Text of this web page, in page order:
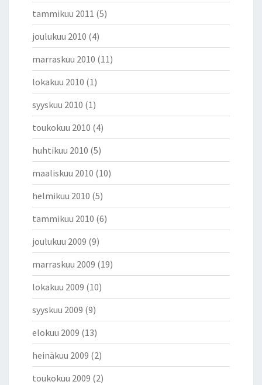
tammikuu 2011 (5)
joulukuu 2010 (4)
marraskuu 2010 (11)
lokakuu 2010 (1)
syyskuu 2010 (1)
toukokuu 2010 (4)
huhtikuu 2010 (5)
maaliskuu 2010 (10)
helmikuu 2010 (5)
tammikuu 2010 (6)
joulukuu 2009 (9)
marraskuu 2009 (19)
lokakuu 2009 (10)
syyskuu 2009 (9)
elokuu 2009 (13)
heinäkuu 2009 (2)
toukokuu 2009 (2)